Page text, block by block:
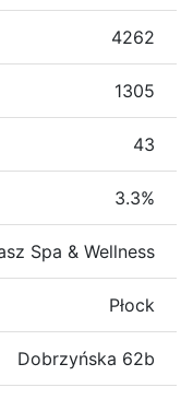
4262
1305
43
3.3%
Spa & Wellness
Płock
Dobrzyńska 62b